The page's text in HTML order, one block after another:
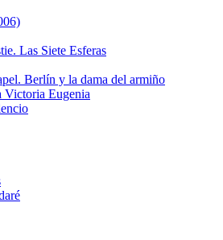
Las Siete Esferas
Berlín y la dama del armiño
Victoria Eugenia